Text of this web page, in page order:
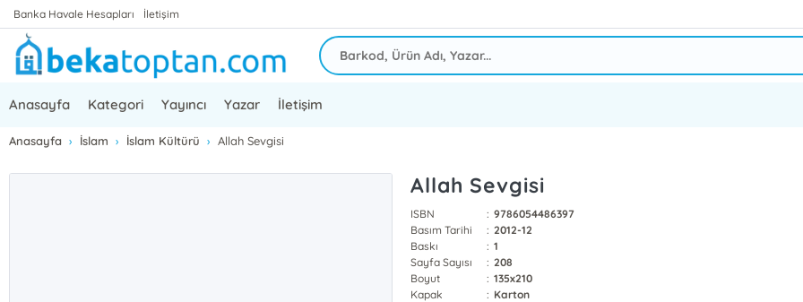
Banka Havale Hesapları İletişim
Anasayfa Kategori Yayıncı Yazar İletişim
Anasayfa İslam İslam Kültürü Allah Sevgisi
Allah Sevgisi
ISBN : 9786054486397
Basım Tarihi
: 2012-12
Baskı
: 1
Sayfa Sayısı
: 208
Boyut
: 135x210
Kapak
: Karton